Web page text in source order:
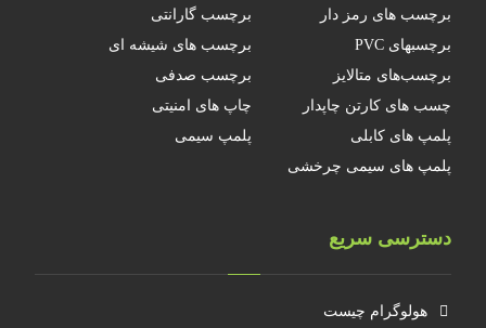
برچسب های رمز دار
برچسب گارانتی
برچسبهای PVC
برچسب های شیشه ای
برچسب‌های متالایز
برچسب صدفی
چسب های کارتن چاپدار
چاپ های امنیتی
پلمپ های کابلی
پلمپ سیمی
پلمپ های سیمی چرخشی
دسترسی سریع
هولوگرام چیست